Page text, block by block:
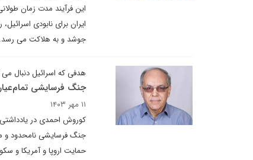
این فرآیند مدت زمان
ایران برای نابودی
جوشد و به هلاکت می رسد.
هدفی که اسرائیل دنبال می
جنگ فرسایشی
۱۱ مهر ۱۴۰۳
جنگ فرسایشی نامحدود و
حمایت اروپا و آمریکا و